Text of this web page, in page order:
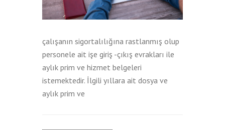
çalışanın sigortalılığına rastlanmış olup
personele ait işe giriş -çıkış evrakları ile
aylık prim ve hizmet belgeleri
istemektedir. İlgili yıllara ait dosya ve
aylık prim ve